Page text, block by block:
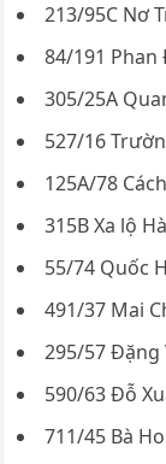
213/95C Nơ
84/191 Phan
305/25A
527/16
125A/78
315B Xa lộ
55/74 Quốc
491/37 Mai
295/57 Đặng
590/63 Đỗ
711/45 Bà